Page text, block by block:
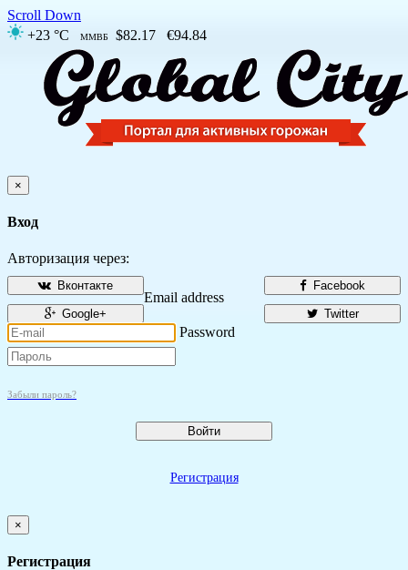
Scroll Down
+23 °C
ММВБ $82.17 €94.84
×
Вход
Авторизация через:
Facebook
Вконтакте
Twitter
Google+
Email address
Password
Забыли пароль?
Войти
Регистрация
×
Регистрация